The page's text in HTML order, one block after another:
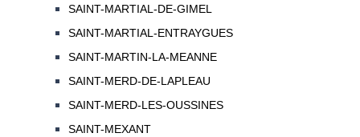
SAINT-MARTIAL-DE-GIMEL
SAINT-MARTIAL-ENTRAYGUES
SAINT-MARTIN-LA-MEANNE
SAINT-MERD-DE-LAPLEAU
SAINT-MERD-LES-OUSSINES
SAINT-MEXANT